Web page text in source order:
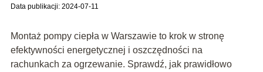
Data publikacji: 2024-07-11
Montaż pompy ciepła w Warszawie to krok w stronę
efektywności energetycznej i oszczędności na
rachunkach za ogrzewanie. Sprawdź, jak prawidłowo